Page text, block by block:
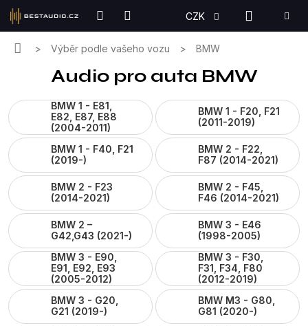
Přejít
obsah
CZK
KOŠÍK
DomůVýběr podle vašeho vozu BMW
Audio pro auta BMW
BMW 1 - E81,
E82, E87, E88
(2004-2011)
BMW 1 - F20, F21
(2011-2019)
BMW 1 - F40, F21
(2019-)
BMW 2 - F22,
F87 (2014-2021)
BMW 2 - F23
(2014-2021)
BMW 2 - F45,
F46 (2014-2021)
BMW 2 –
G42,G43 (2021-)
BMW 3 - E46
(1998-2005)
BMW 3 - E90,
E91, E92, E93
(2005-2012)
BMW 3 - F30,
F31, F34, F80
(2012-2019)
BMW 3 - G20,
G21 (2019-)
BMW M3 - G80,
G81 (2020-)